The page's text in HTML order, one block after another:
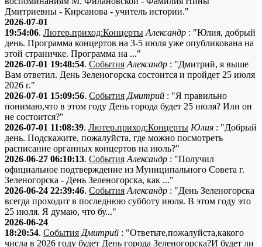
Дмитриевны - Кирсанова - учитель истории."
2026-07-01
19:54:06. Лютер.приход:Концерты Александр : "Юлия, добрый
день. Программа концертов на 3-5 июля уже опубликована на
этой страничке. Программа на ..."
2026-07-01 19:48:54. События Александр : "Дмитрий, я выше
Вам ответил. День Зеленогорска состоится и пройдет 25 июля
2026 г."
2026-07-01 15:09:56. События Дмитрий : "Я правильно
понимаю,что в этом году День города будет 25 июля? Или он
не состоится?"
2026-07-01 11:08:39. Лютер.приход:Концерты Юлия : "Добрый
день. Подскажите, пожалуйста, где можно посмотреть
расписание органных концертов на июль?"
2026-06-27 06:10:13. События Александр : "Получил
официальное подтверждение из Муниципального Совета г.
Зеленогорска - День Зеленогорска, как ..."
2026-06-24 22:39:46. События Александр : "День Зеленогорска
всегда проходит в последнюю субботу июля. В этом году это
25 июля. Я думаю, что бу..."
2026-06-24
18:20:54. События Дмитрий : "Ответьте,пожалуйста,какого
числа в 2026 году будет День города Зеленогорска?И будет ли